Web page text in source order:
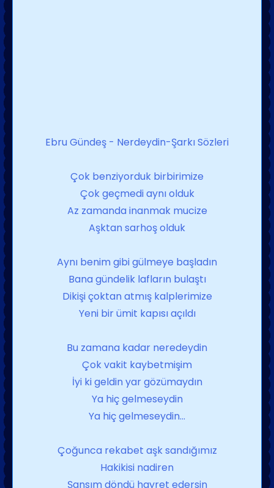
Ebru Gündeş - Nerdeydin-Şarkı Sözleri
Çok benziyorduk birbirimize
Çok geçmedi aynı olduk
Az zamanda inanmak mucize
Aşktan sarhoş olduk
Aynı benim gibi gülmeye başladın
Bana gündelik lafların bulaştı
Dikişi çoktan atmış kalplerimize
Yeni bir ümit kapısı açıldı
Bu zamana kadar neredeydin
Çok vakit kaybetmişim
İyi ki geldin yar gözümaydın
Ya hiç gelmeseydin
Ya hiç gelmeseydin...
Çoğunca rekabet aşk sandığımız
Hakikisi nadiren
Şansım döndü hayret edersin